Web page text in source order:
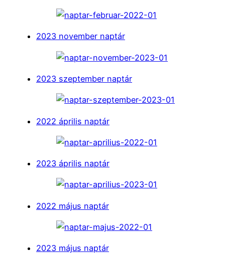
2023 november naptár
2023 szeptember naptár
2022 április naptár
2023 április naptár
2022 május naptár
2023 május naptár